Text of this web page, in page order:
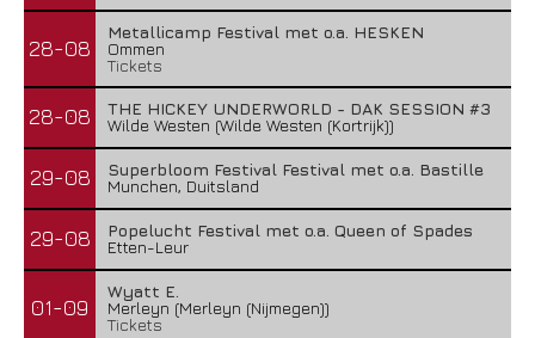
28-08
Metallicamp Festival met o.a. HESKEN
Ommen
Tickets
28-08
THE HICKEY UNDERWORLD - DAK SESSION #3
Wilde Westen (Wilde Westen (Kortrijk))
29-08
Superbloom Festival Festival met o.a. Bastille
Munchen, Duitsland
29-08
Popelucht Festival met o.a. Queen of Spades
Etten-Leur
01-09
Wyatt E.
Merleyn (Merleyn (Nijmegen))
Tickets